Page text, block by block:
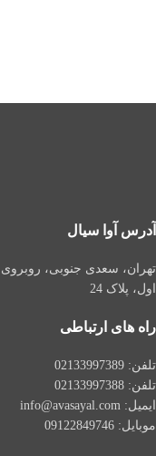
آدرس آوا سیال
تهران، سعدی جنوبی،
اول، پلاک 24
راه های ارتباطی
تلفن: 021 33997389
تلفن:
ایمیل: info@avasayal.com
موبایل: 09122849746